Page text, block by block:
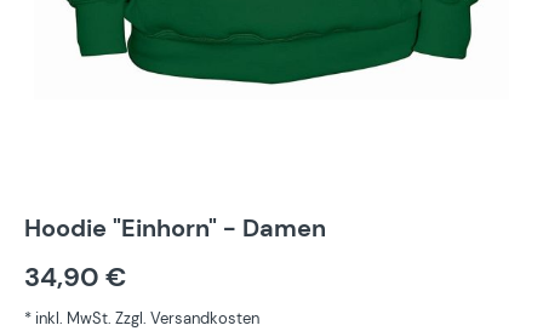
Hoodie "Einhorn" - Damen
34,90 €
* inkl. MwSt. Zzgl. Versandkosten